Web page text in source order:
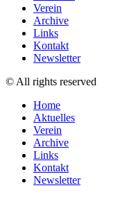
Verein
Archive
Links
Kontakt
Newsletter
© All rights reserved
Home
Aktuelles
Verein
Archive
Links
Kontakt
Newsletter